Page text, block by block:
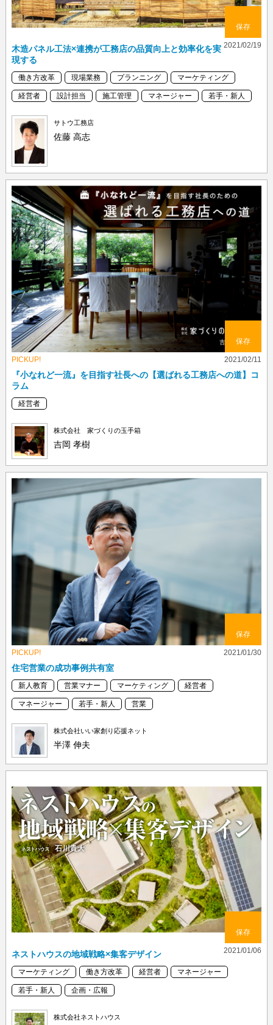
保存
2021/02/19
木造パネル工法×連携が工務店の品質向上と効率化を実
現する
働き方改革 現場業務 プランニング マーケティング
経営者 設計担当 施工管理 マネージャー 若手・新人
サトウ工務店
佐藤 高志
保存
PICKUP! 2021/02/11
『小なれど一流』を目指す社長への【選ばれる工務店への道】コ
ラム
経営者
株式会社 家づくりの玉手箱
吉岡 孝樹
保存
PICKUP! 2021/01/30
住宅営業の成功事例共有室
新人教育 営業マナー マーケティング 経営者
マネージャー 若手・新人 営業
株式会社いい家創り応援ネット
半澤 伸夫
保存
2021/01/06
ネストハウスの地域戦略×集客デザイン
マーケティング 働き方改革 経営者 マネージャー
若手・新人 企画・広報
株式会社ネストハウス